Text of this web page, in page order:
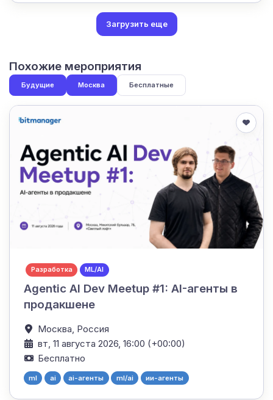
Загрузить еще
Похожие мероприятия
Будущие Москва Бесплатные
Разработка ML/AI
Agentic AI Dev Meetup #1: AI-агенты в
продакшене
Москва, Россия
вт, 11 августа 2026, 16:00 (+00:00)
Бесплатно
ml ai ai-агенты ml/ai ии-агенты